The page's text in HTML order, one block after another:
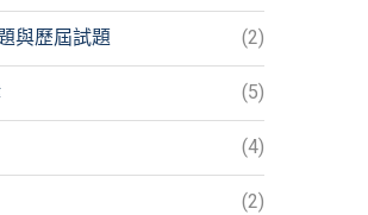
與歷屆試題 (2)
(5)
(4)
(2)